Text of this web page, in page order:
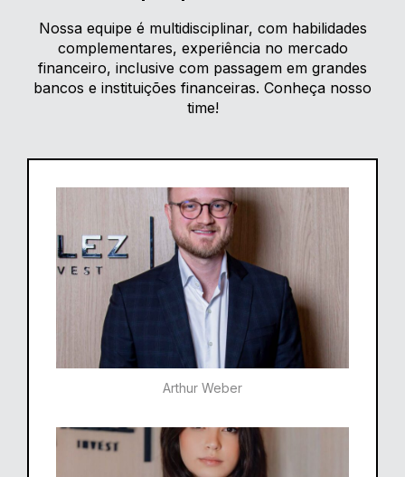
Nossa equipe é multidisciplinar, com habilidades
complementares, experiência no mercado
financeiro, inclusive com passagem em grandes
bancos e instituições financeiras. Conheça nosso
time!
Arthur Weber